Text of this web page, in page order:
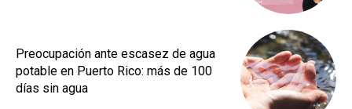
Preocupación ante escasez de agua
potable en Puerto Rico: más de 100
días sin agua